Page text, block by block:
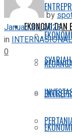
EKONOMI DAN
SYARIAH
by
Januari 31, 2023
in INTERNASIONAL
0